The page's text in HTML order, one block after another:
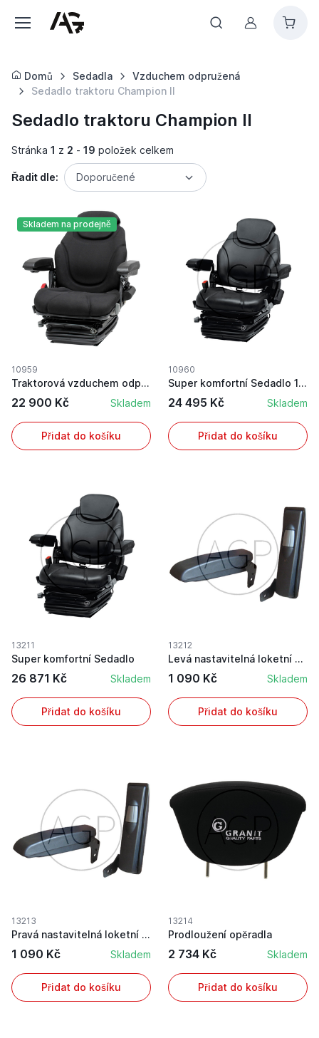
Můj účet
Domů Sedadla
Vzduchem odpružená
Sedadlo traktoru Champion II
Sedadlo traktoru Champion II
Stránka 1 z 2 - 19 položek celkem
Řadit dle: Doporučené
Skladem na prodejně
10959
Traktorová vzduchem odpružená sedačka super kom...
22 900 Kč Skladem
Přidat do košíku
10960
Super komfortní Sedadlo 12V
24 495 Kč Skladem
Přidat do košíku
13211
Super komfortní Sedadlo
26 871 Kč Skladem
Přidat do košíku
13212
Levá nastavitelná loketní opěrka do traktorovýc...
1 090 Kč Skladem
Přidat do košíku
13213
Pravá nastavitelná loketní opěrka do traktorový...
1 090 Kč Skladem
Přidat do košíku
13214
Prodloužení opěradla
2 734 Kč Skladem
Přidat do košíku